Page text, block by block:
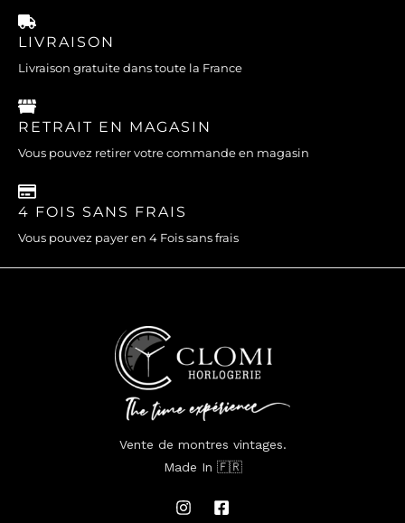
LIVRAISON
Livraison gratuite dans toute la France
RETRAIT EN MAGASIN
Vous pouvez retirer votre commande en magasin
4 FOIS SANS FRAIS
Vous pouvez payer en 4 Fois sans frais
Vente de montres vintages.
Made In 🇫🇷